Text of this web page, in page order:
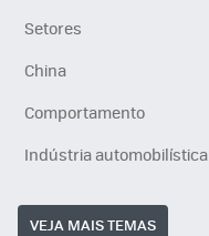
Setores
China
Comportamento
Indústria automobilística
VEJA MAIS TEMAS